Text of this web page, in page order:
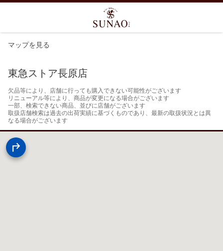
マップを見る
東急ストア長原店
欠品等により、店舗に行っても購入できない可能性がございます
リニューアル等により、商品が変更になる場合がございます
一部、検索できない商品、並びに店舗がございます
取扱店舗検索は過去の出荷実績に基づくものであり、最新の取扱状況とは異
なる場合がございます